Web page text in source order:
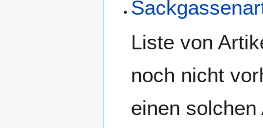
Liste von
noch nicht
einen